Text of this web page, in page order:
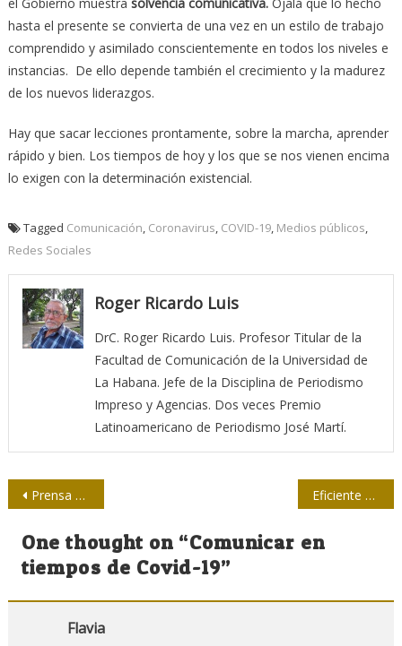
hasta el presente se convierta de una vez en un estilo de trabajo
comprendido y asimilado conscientemente en todos los niveles e
instancias. De ello depende también el crecimiento y la madurez
de los nuevos liderazgos.
Hay que sacar lecciones prontamente, sobre la marcha, aprender
rápido y bien. Los tiempos de hoy y los que se nos vienen encima
lo exigen con la determinación existencial.
Tagged Comunicación Coronavirus COVID-19, Medios públicos
Redes Sociales
Roger Ricardo Luis
DrC. Roger Ricardo Luis. Profesor Titular de la
Facultad de Comunicación de la Universidad de
La Habana. Jefe de la Disciplina de Periodismo
Impreso y Agencias. Dos veces Premio
Latinoamericano de Periodismo José Martí.
Navegación
de
entradas
Prensa vs COVID-19: informar, y hacerlo bien Eficiente y oportuna labor de los medios de prensa
One thought on “Comunicar en
tiempos de Covid-19”
Flavia